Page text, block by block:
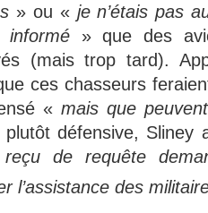
» ou «je n’étais pas
informé » que des
(mais trop tard).
ces chasseurs
« mais que
plutôt défensive,
de requête
l’assistance des